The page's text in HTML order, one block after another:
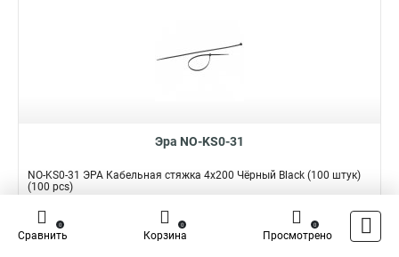
Эра NO-KS0-31
NO-KS0-31 ЭРА Кабельная стяжка 4x200 Чёрный Black (100 штук)
(100 pcs)
Подробнее Сравнить
Наличие:
Сравнить
0
Корзина
0
Просмотрено
0